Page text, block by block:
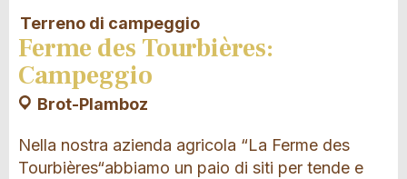
Terreno di campeggio
Ferme des Tourbières:
Campeggio
Brot-Plamboz
Nella nostra azienda agricola “La Ferme des
Tourbières“abbiamo un paio di siti per tende e